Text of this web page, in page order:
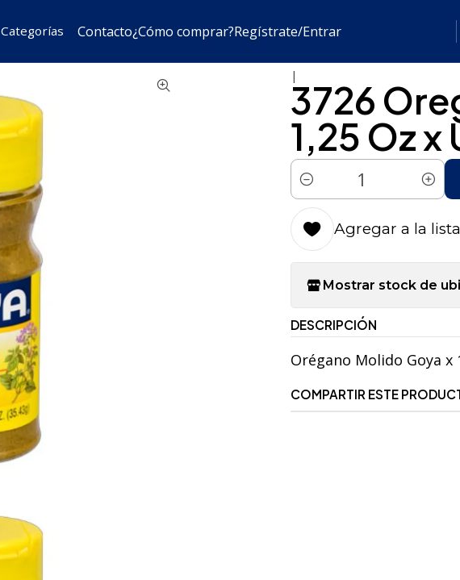
Categorías Contacto¿Cómo comprar?Regístrate/Entrar
3726 Oregano Molido
|
3726
1,25 Oz x
Cantidad
Agregar a la
Mostrar stock de
DESCRIPCIÓN
Orégano Molido Goya x
COMPARTIR ESTE